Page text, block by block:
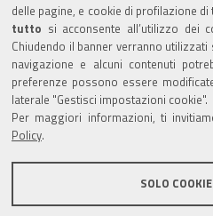
delle pagine, e cookie di profilazione
tutto si acconsente all’utilizzo dei
Chiudendo il banner verranno
navigazione e alcuni contenuti
preferenze possono essere
laterale "Gestisci impostazioni cookie".
Per maggiori informazioni, ti
Policy
SOLO
o
o
b
e
e
r
d
I
n
Codice Univoco Ufficio:
I soggetti privati potranno
tramite PagoPA con
pagamento al seguente link
Codice IBAN per le pubbliche
comprese nel regime di
Banca D’Italia: